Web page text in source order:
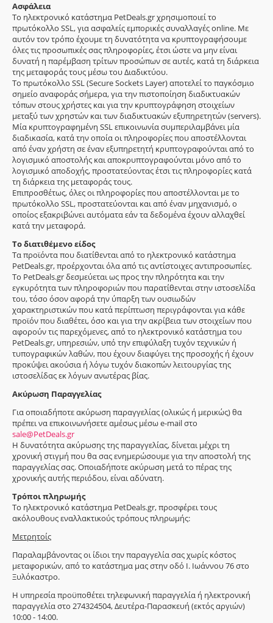
Ασφάλεια
Το ηλεκτρονικό κατάστημα PetDeals.gr χρησιμοποιεί το
πρωτόκολλο SSL, για ασφαλείς εμπορικές συναλλαγές online. Με
αυτόν τον τρόπο έχουμε τη δυνατότητα να κρυπτογραφήσουμε
όλες τις προσωπικές σας πληροφορίες, έτσι ώστε να μην είναι
δυνατή η παρέμβαση τρίτων προσώπων σε αυτές, κατά τη διάρκεια
της μεταφοράς τους μέσω του Διαδικτύου.
Το πρωτόκολλο SSL (Secure Sockets Layer) αποτελεί το παγκόσμιο
σημείο αναφοράς σήμερα, για την πιστοποίηση διαδικτυακών
τόπων στους χρήστες και για την κρυπτογράφηση στοιχείων
μεταξύ των χρηστών και των διαδικτυακών εξυπηρετητών (servers).
Μία κρυπτογραφημένη SSL επικοινωνία συμπεριλαμβάνει μία
διαδικασία, κατά την οποία οι πληροφορίες που αποστέλλονται
από έναν χρήστη σε έναν εξυπηρετητή κρυπτογραφούνται από το
λογισμικό αποστολής και αποκρυπτογραφούνται μόνο από το
λογισμικό αποδοχής, προστατεύοντας έτσι τις πληροφορίες κατά
τη διάρκεια της μεταφοράς τους.
Επιπροσθέτως, όλες οι πληροφορίες που αποστέλλονται με το
πρωτόκολλο SSL, προστατεύονται και από έναν μηχανισμό, ο
οποίος εξακριβώνει αυτόματα εάν τα δεδομένα έχουν αλλαχθεί
κατά την μεταφορά.
Το διατιθέμενο είδος
Τα προϊόντα που διατίθενται από το ηλεκτρονικό κατάστημα
PetDeals.gr, προέρχονται όλα από τις αντίστοιχες αντιπροσωπίες.
Το PetDeals.gr δεσμεύεται ως προς την πληρότητα και την
εγκυρότητα των πληροφοριών που παρατίθενται στην ιστοσελίδα
του, τόσο όσον αφορά την ύπαρξη των ουσιωδών
χαρακτηριστικών που κατά περίπτωση περιγράφονται για κάθε
προϊόν που διαθέτει, όσο και για την ακρίβεια των στοιχείων που
αφορούν τις παρεχόμενες, από το ηλεκτρονικό κατάστημα του
PetDeals.gr, υπηρεσιών, υπό την επιφύλαξη τυχόν τεχνικών ή
τυπογραφικών λαθών, που έχουν διαφύγει της προσοχής ή έχουν
προκύψει ακούσια ή λόγω τυχόν διακοπών λειτουργίας της
ιστοσελίδας εκ λόγων ανωτέρας βίας.
Ακύρωση Παραγγελίας
Για οποιαδήποτε ακύρωση παραγγελίας (ολικώς ή μερικώς) θα
πρέπει να επικοινωνήσετε αμέσως μέσω e-mail στο
sale@PetDeals.gr
Η δυνατότητα ακύρωσης της παραγγελίας, δίνεται μέχρι τη
χρονική στιγμή που θα σας ενημερώσουμε για την αποστολή της
παραγγελίας σας. Οποιαδήποτε ακύρωση μετά το πέρας της
χρονικής αυτής περιόδου, είναι αδύνατη.
Τρόποι πληρωμής
Το ηλεκτρονικό κατάστημα PetDeals.gr, προσφέρει τους
ακόλουθους εναλλακτικούς τρόπους πληρωμής:
Μετρητοίς
Παραλαμβάνοντας οι ίδιοι την παραγγελία σας χωρίς κόστος
μεταφορικών, από το κατάστημα μας στην οδό Ι. Ιωάννου 76 στο
Ξυλόκαστρο.
Η υπηρεσία προϋποθέτει τηλεφωνική παραγγελία ή ηλεκτρονική
παραγγελία στο 274324504, Δευτέρα-Παρασκευή (εκτός αργιών)
10:00 - 14:00.